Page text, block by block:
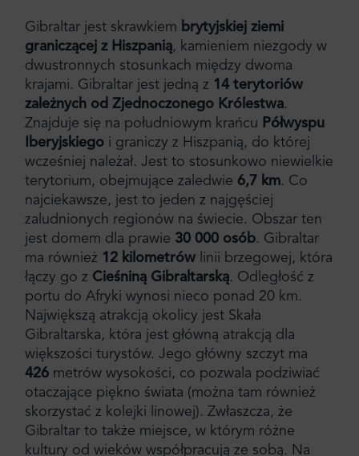
Gibraltar jest skrawkiem brytyjskiej ziemi
graniczącej z Hiszpanią, kamieniem niezgody w
dwustronnych stosunkach między dwoma
krajami. Gibraltar jest jedną z 14 terytoriów
zależnych od Zjednoczonego Królestwa.
Znajduje się na południowym krańcu Półwyspu
Iberyjskiego i graniczy z Hiszpanią, do której
wcześniej należał. Jest to stosunkowo niewielkie
terytorium, obejmujące zaledwie 6,7 km. Co
najciekawsze, jest to jeden z najgęściej
zaludnionych regionów na świecie. Obszar ten
jest domem dla prawie 30 000 osób. Gibraltar
ma również 12 kilometrów linii brzegowej, która
łączy go z Cieśniną Gibraltarską. Odległość z
portu do Afryki wynosi nieco ponad 20 km.
Największą atrakcją okolicy jest Skała
Gibraltarska, która jest główną atrakcją dla
większości turystów. Jego główny szczyt ma
426 metrów wysokości, co pozwala podziwiać
otaczające piękno świata (można tam również
skorzystać z kolejki linowej). Zwłaszcza, że
Gibraltar to także miejsce, w którym różne
kultury od wieków współpracują ze sobą. Na